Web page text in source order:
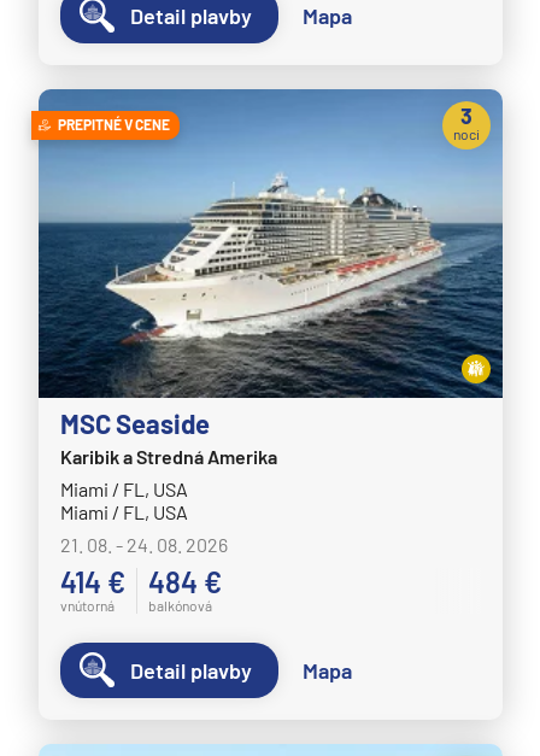
Detail plavby Mapa
PREPITNÉ V CENE
MSC Seaside
Karibik a Stredná Amerika
Miami / FL, USA
Miami / FL, USA
21. 08. - 24. 08. 2026
414 €
vnútorná
484 €
balkónová
3
noci
Detail plavby Mapa